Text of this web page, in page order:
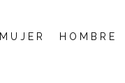
MUJER HOMBRE